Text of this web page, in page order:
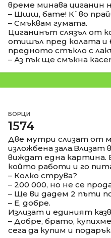
време минава циганин
– Шшш, бате! К`во
– Смъквам гумата.
Циганинът слязъл от
отишъл пред колата и
предното стъкло с
– Аз пък ще смъкна
БОРЦИ
1574
Две мутри слизат от
изложбена зала.Влизат
виждат една картина.
който работи и го
– Колко струва?
– 200 000, но не се
– Ще ви дадем 2 пъти
– Е, добре.
Излизат и единият
– Добре, брато,
сега да купим и